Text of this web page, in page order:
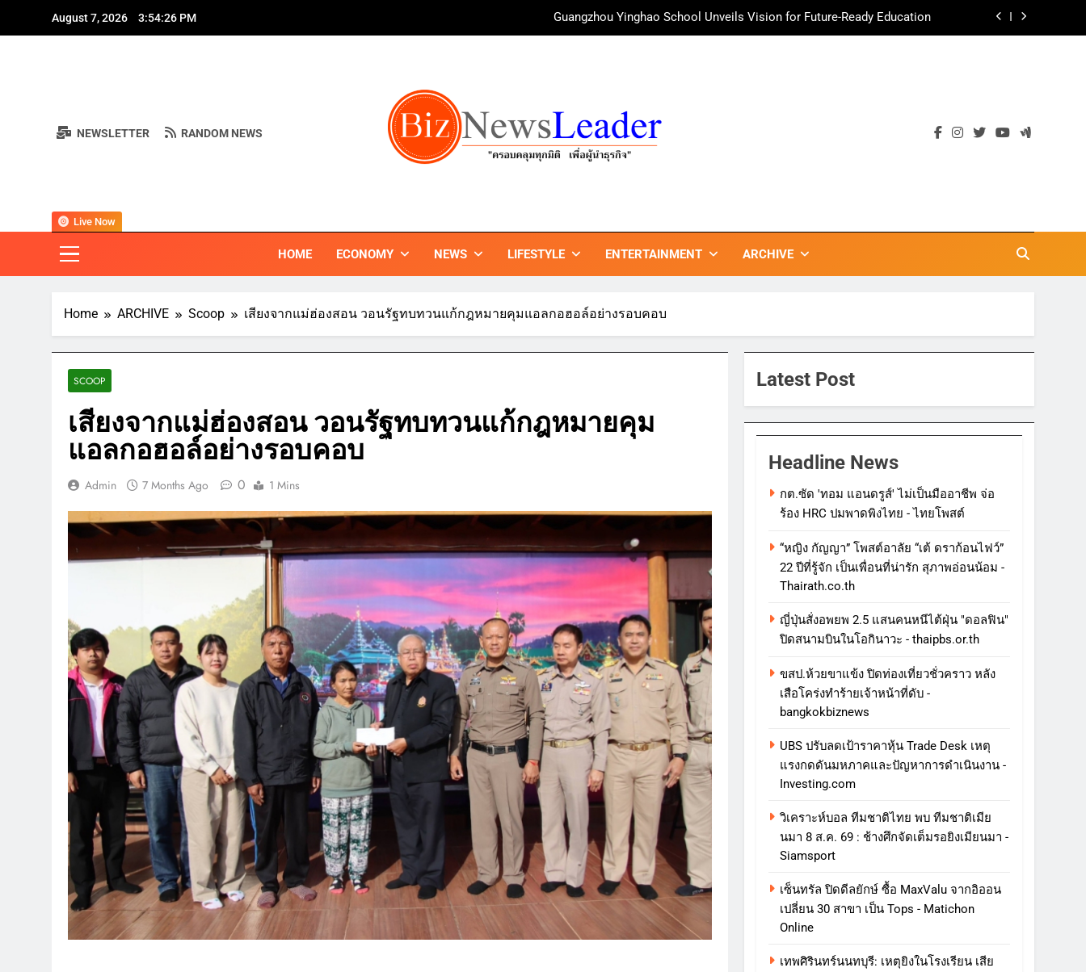
August 7, 2026 3:54:28 PM
AirAsia X SEE FAH พันธมิตรทางธุรกิจยาวนานกว่า 20 ปี ต่อยอดเสิร์ฟความอร่อย ยกเมนูระดับตำนาน “ข้าวหน้าไก่
บ้านหนองสองห้องจัดใหญ่ “แห่เทียนพรรษา – ผ้าป่าซาเล้งปลอดเหล้าเข้าพรรษา 2569” ชูพลังชุมชนสืบสานพุทธ
Guangzhou Yinghao School Unveils Vision for Future-Ready Education
AirAsia X SEE FAH พันธมิตรทางธุรกิจยาวนานกว่า 20 ปี ต่อยอดเสิร์ฟความอร่อย ยกเมนูระดับตำนาน “ข้าวหน้าไก่
NEWSLETTER RANDOM NEWS
HOME ECONOMY NEWS LIFESTYLE ENTERTAINMENT ARCHIVE
Live Now
Home ARCHIVE Scoop เสียงจากแม่ฮ่องสอน วอนรัฐทบทวนแก้กฎหมายคุมแอลกอฮอล์อย่างรอบคอบ
SCOOP
เสียงจากแม่ฮ่องสอน วอนรัฐทบทวนแก้กฎหมายคุม
แอลกอฮอล์อย่างรอบคอบ
Admin 7 Months Ago 0 1 Mins
Latest Post
Headline News
กต.ซัด 'ทอม แอนดรูส์' ไม่เป็นมืออาชีพ จ่อ
ร้อง HRC ปมพาดพิงไทย - ไทยโพสต์
“หญิง กัญญา” โพสต์อาลัย “เต้ ดราก้อนไฟว์”
22 ปีที่รู้จัก เป็นเพื่อนที่น่ารัก สุภาพอ่อนน้อม -
Thairath.co.th
ญี่ปุ่นสั่งอพยพ 2.5 แสนคนหนีไต้ฝุ่น "ดอลฟิน"
ปิดสนามบินในโอกินาวะ - thaipbs.or.th
ขสป.ห้วยขาแข้ง ปิดท่องเที่ยวชั่วคราว หลัง
เสือโคร่งทำร้ายเจ้าหน้าที่ดับ -
bangkokbiznews
UBS ปรับลดเป้าราคาหุ้น Trade Desk เหตุ
แรงกดดันมหภาคและปัญหาการดําเนินงาน -
Investing.com
วิเคราะห์บอล ทีมชาติไทย พบ ทีมชาติเมีย
นมา 8 ส.ค. 69 : ช้างศึกจัดเต็มรอยิงเมียนมา -
Siamsport
เซ็นทรัล ปิดดีลยักษ์ ซื้อ MaxValu จากอิออน
เปลี่ยน 30 สาขา เป็น Tops - Matichon
Online
เทพศิรินทร์นนทบุรี: เหตุยิงในโรงเรียน เสีย